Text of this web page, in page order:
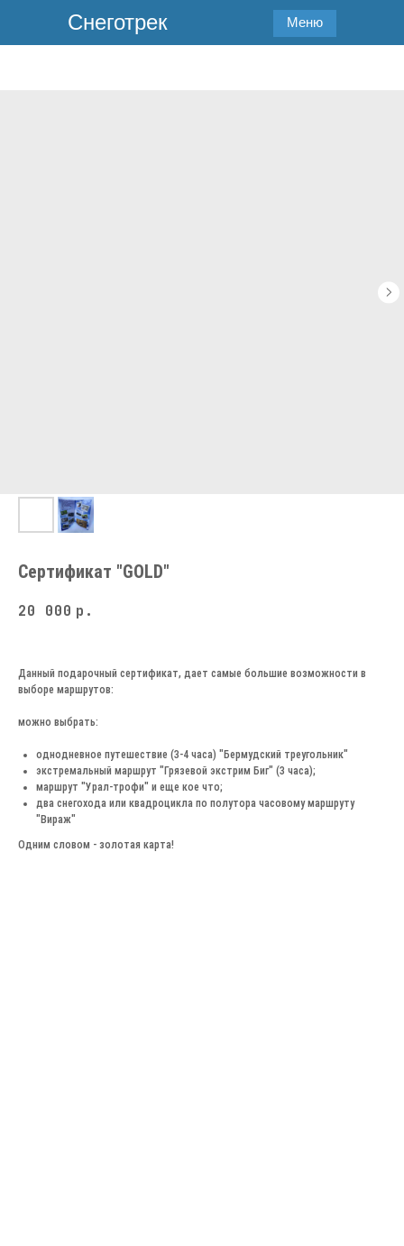
Меню
Снеготрек
Сертификат "GOLD"
20 000 р.
Данный подарочный сертификат, дает самые большие возможности в
выборе маршрутов:
можно выбрать:
однодневное путешествие (3-4 часа) "Бермудский треугольник"
экстремальный маршрут "Грязевой экстрим Биг" (3 часа);
маршрут "Урал-трофи" и еще кое что;
два снегохода или квадроцикла по полутора часовому маршруту
"Вираж"
Одним словом - золотая карта!